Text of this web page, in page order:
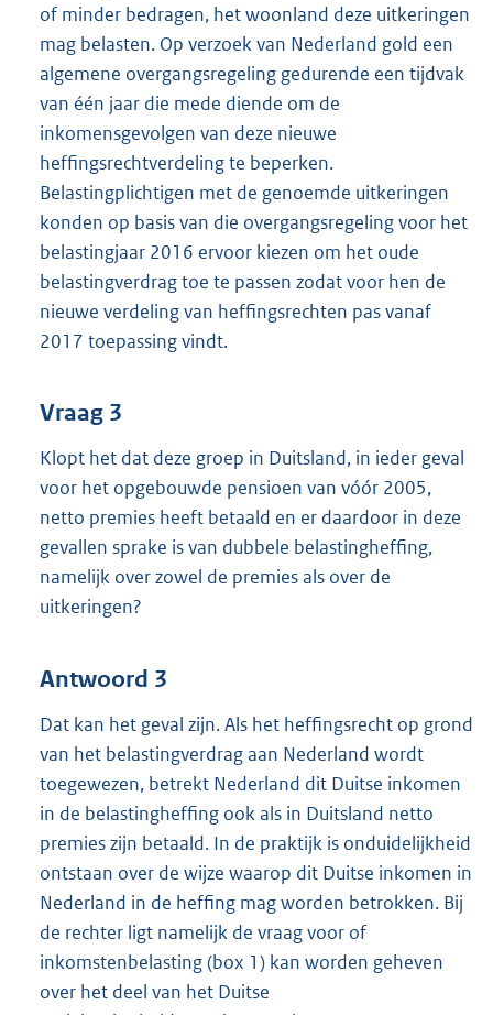
of minder bedragen, het woonland deze uitkeringen
mag belasten. Op verzoek van Nederland gold een
algemene overgangsregeling gedurende een tijdvak
van één jaar die mede diende om de
inkomensgevolgen van deze nieuwe
heffingsrechtverdeling te beperken.
Belastingplichtigen met de genoemde uitkeringen
konden op basis van die overgangsregeling voor het
belastingjaar 2016 ervoor kiezen om het oude
belastingverdrag toe te passen zodat voor hen de
nieuwe verdeling van heffingsrechten pas vanaf
2017 toepassing vindt.
Vraag 3
Klopt het dat deze groep in Duitsland, in ieder geval
voor het opgebouwde pensioen van vóór 2005,
netto premies heeft betaald en er daardoor in deze
gevallen sprake is van dubbele belastingheffing,
namelijk over zowel de premies als over de
uitkeringen?
Antwoord 3
Dat kan het geval zijn. Als het heffingsrecht op grond
van het belastingverdrag aan Nederland wordt
toegewezen, betrekt Nederland dit Duitse inkomen
in de belastingheffing ook als in Duitsland netto
premies zijn betaald. In de praktijk is onduidelijkheid
ontstaan over de wijze waarop dit Duitse inkomen in
Nederland in de heffing mag worden betrokken. Bij
de rechter ligt namelijk de vraag voor of
inkomstenbelasting (box 1) kan worden geheven
over het deel van het Duitse